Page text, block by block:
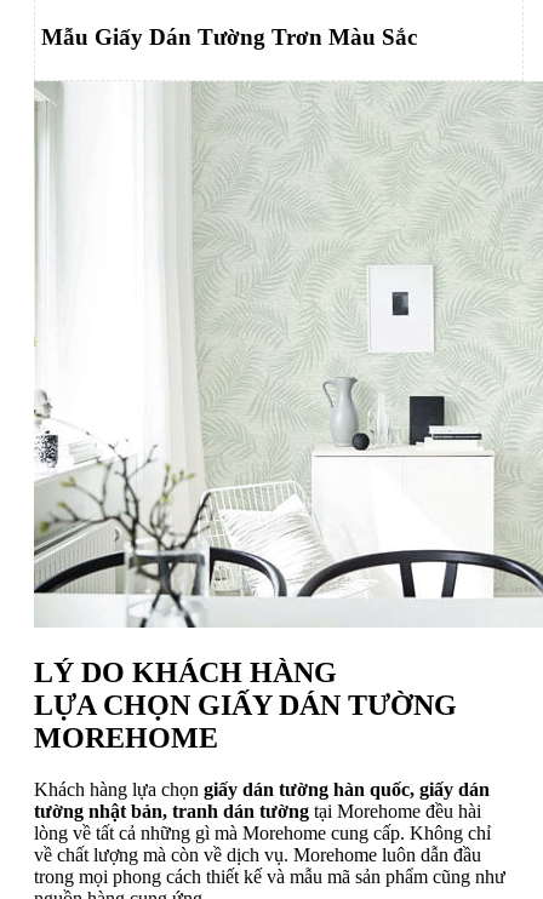
Mẫu Giấy Dán Tường Trơn Màu Sắc
LÝ DO KHÁCH HÀNG
LỰA CHỌN GIẤY DÁN TƯỜNG
MOREHOME
Khách hàng lựa chọn giấy dán tường hàn quốc, giấy dán
tường nhật bản, tranh dán tường tại Morehome đều hài
lòng về tất cả những gì mà Morehome cung cấp. Không chỉ
về chất lượng mà còn về dịch vụ. Morehome luôn dẫn đầu
trong mọi phong cách thiết kế và mẫu mã sản phẩm cũng như